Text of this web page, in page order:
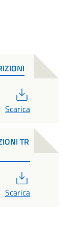
Scarica
TR
Scarica